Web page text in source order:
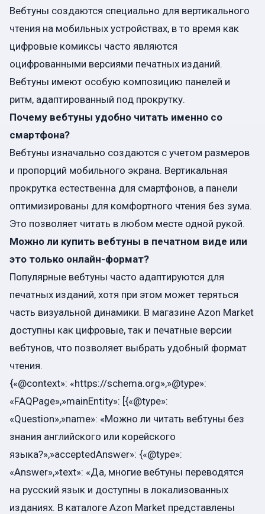
Вебтуны создаются специально для вертикального
чтения на мобильных устройствах, в то время как
цифровые комиксы часто являются
оцифрованными версиями печатных изданий.
Вебтуны имеют особую композицию панелей и
ритм, адаптированный под прокрутку.
Почему вебтуны удобно читать именно со
смартфона?
Вебтуны изначально создаются с учетом размеров
и пропорций мобильного экрана. Вертикальная
прокрутка естественна для смартфонов, а панели
оптимизированы для комфортного чтения без зума.
Это позволяет читать в любом месте одной рукой.
Можно ли купить вебтуны в печатном виде или
это только онлайн-формат?
Популярные вебтуны часто адаптируются для
печатных изданий, хотя при этом может теряться
часть визуальной динамики. В магазине Azon Market
доступны как цифровые, так и печатные версии
вебтунов, что позволяет выбрать удобный формат
чтения.
{«@context»: «https://schema.org»,»@type»:
«FAQPage»,»mainEntity»: [{«@type»:
«Question»,»name»: «Можно ли читать вебтуны без
знания английского или корейского
языка?»,»acceptedAnswer»: {«@type»:
«Answer»,»text»: «Да, многие вебтуны переводятся
на русский язык и доступны в локализованных
изданиях. В каталоге Azon Market представлены